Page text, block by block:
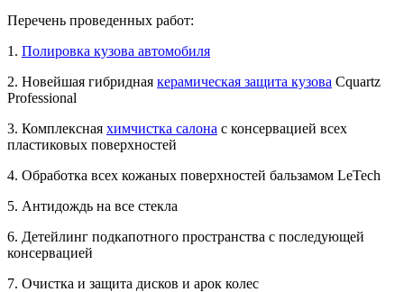
Перечень проведенных работ:
1. Полировка кузова автомобиля
2. Новейшая гибридная керамическая защита кузова Cquartz
Professional
3. Комплексная химчистка салона с консервацией всех
пластиковых поверхностей
4. Обработка всех кожаных поверхностей бальзамом LeTech
5. Антидождь на все стекла
6. Детейлинг подкапотного пространства с последующей
консервацией
7. Очистка и защита дисков и арок колес